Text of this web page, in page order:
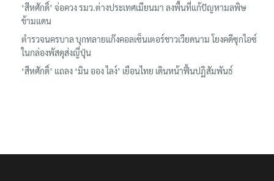
‘สีหศักดิ์’ จ่อควง รมว.ต่างประเทศเมียนมา ลงพื้นที่แก้ปัญหามลพิษ
ข้ามแดน
ตำรวจนครบาล บุกทลายแก๊งคอลเซ็นเตอร์ชาวเวียดนาม โยงคดีซุกไอซ์
ในกล่องพัสดุส่งญี่ปุ่น
‘สีหศักดิ์’ แถลง ‘มิน ออง ไลง์’ เยือนไทย เดินหน้าฟื้นปฏิสัมพันธ์